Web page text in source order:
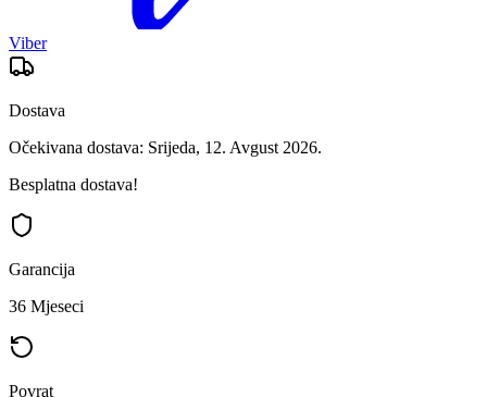
Viber
Dostava
Očekivana dostava: Srijeda, 12. Avgust 2026.
Besplatna dostava!
Garancija
36 Mjeseci
Povrat